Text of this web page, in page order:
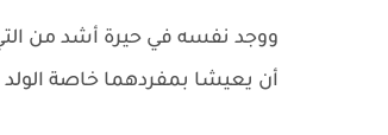
ووجد نفسه في حيرة أشد من
أن يعيشا بمفردهما خاصة